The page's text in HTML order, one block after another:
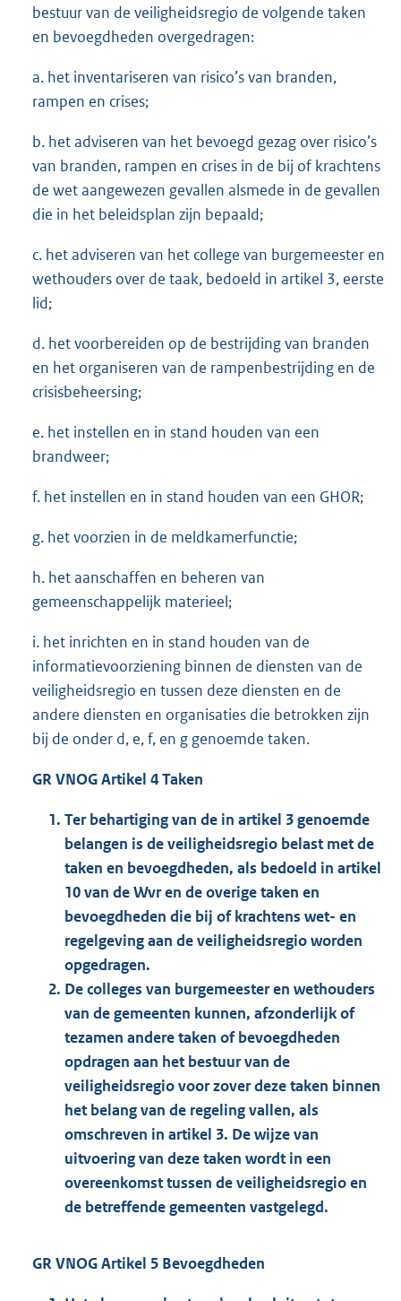
bestuur van de veiligheidsregio de volgende taken
en bevoegdheden overgedragen:
a. het inventariseren van risico’s van branden,
rampen en crises;
b. het adviseren van het bevoegd gezag over risico’s
van branden, rampen en crises in de bij of krachtens
de wet aangewezen gevallen alsmede in de gevallen
die in het beleidsplan zijn bepaald;
c. het adviseren van het college van burgemeester en
wethouders over de taak, bedoeld in artikel 3, eerste
lid;
d. het voorbereiden op de bestrijding van branden
en het organiseren van de rampenbestrijding en de
crisisbeheersing;
e. het instellen en in stand houden van een
brandweer;
f. het instellen en in stand houden van een GHOR;
g. het voorzien in de meldkamerfunctie;
h. het aanschaffen en beheren van
gemeenschappelijk materieel;
i. het inrichten en in stand houden van de
informatievoorziening binnen de diensten van de
veiligheidsregio en tussen deze diensten en de
andere diensten en organisaties die betrokken zijn
bij de onder d, e, f, en g genoemde taken.
GR VNOG Artikel 4 Taken
Ter behartiging van de in artikel 3 genoemde
belangen is de veiligheidsregio belast met de
taken en bevoegdheden, als bedoeld in artikel
10 van de Wvr en de overige taken en
bevoegdheden die bij of krachtens wet- en
regelgeving aan de veiligheidsregio worden
opgedragen.
De colleges van burgemeester en wethouders
van de gemeenten kunnen, afzonderlijk of
tezamen andere taken of bevoegdheden
opdragen aan het bestuur van de
veiligheidsregio voor zover deze taken binnen
het belang van de regeling vallen, als
omschreven in artikel 3. De wijze van
uitvoering van deze taken wordt in een
overeenkomst tussen de veiligheidsregio en
de betreffende gemeenten vastgelegd.
GR VNOG Artikel 5 Bevoegdheden